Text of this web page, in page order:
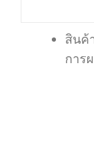
สินค้
การ